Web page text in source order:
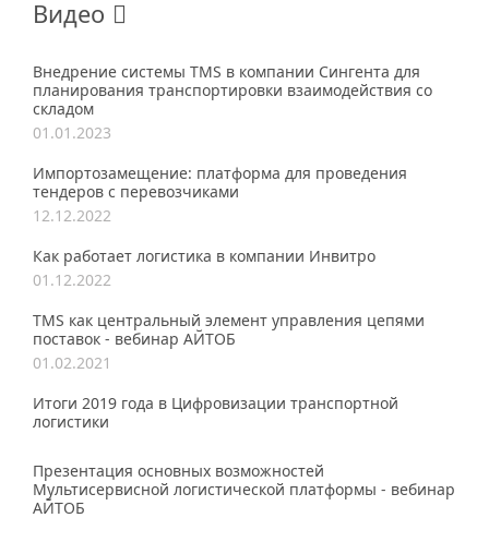
Видео
Внедрение системы TMS в компании Сингента для
планирования транспортировки взаимодействия со
складом
01.01.2023
Импортозамещение: платформа для проведения
тендеров с перевозчиками
12.12.2022
Как работает логистика в компании Инвитро
01.12.2022
TMS как центральный элемент управления цепями
поставок - вебинар АЙТОБ
01.02.2021
Итоги 2019 года в Цифровизации транспортной
логистики
Презентация основных возможностей
Мультисервисной логистической платформы - вебинар
АЙТОБ